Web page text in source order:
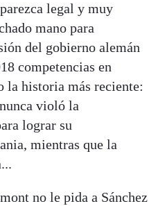
legal y muy
mano para
del gobierno alemán
competencias en
historia más reciente:
violó la
lograr su
mientras que la
no le pida a Sánchez